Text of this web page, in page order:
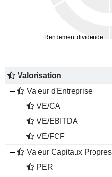
Valorisation
Valeur d'Entreprise
VE/CA
VE/EBITDA
VE/FCF
Valeur Capitaux Propres
PER